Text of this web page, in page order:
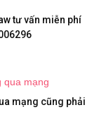
tư vấn miễn phí
mạng cũng phải